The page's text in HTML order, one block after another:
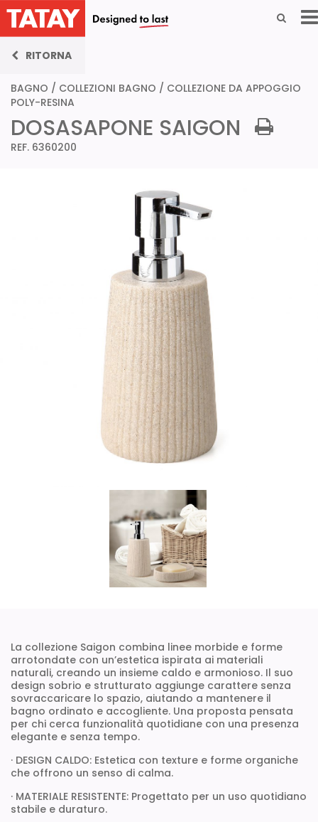
RITORNA
BAGNO / COLLEZIONI BAGNO / COLLEZIONE DA APPOGGIO
POLY-RESINA
DOSASAPONE SAIGON
REF. 6360200
La collezione Saigon combina linee morbide e forme
arrotondate con un’estetica ispirata ai materiali
naturali, creando un insieme caldo e armonioso. Il suo
design sobrio e strutturato aggiunge carattere senza
sovraccaricare lo spazio, aiutando a mantenere il
bagno ordinato e accogliente. Una proposta pensata
per chi cerca funzionalità quotidiane con una presenza
elegante e senza tempo.
· DESIGN CALDO: Estetica con texture e forme organiche
che offrono un senso di calma.
· MATERIALE RESISTENTE: Progettato per un uso quotidiano
stabile e duraturo.